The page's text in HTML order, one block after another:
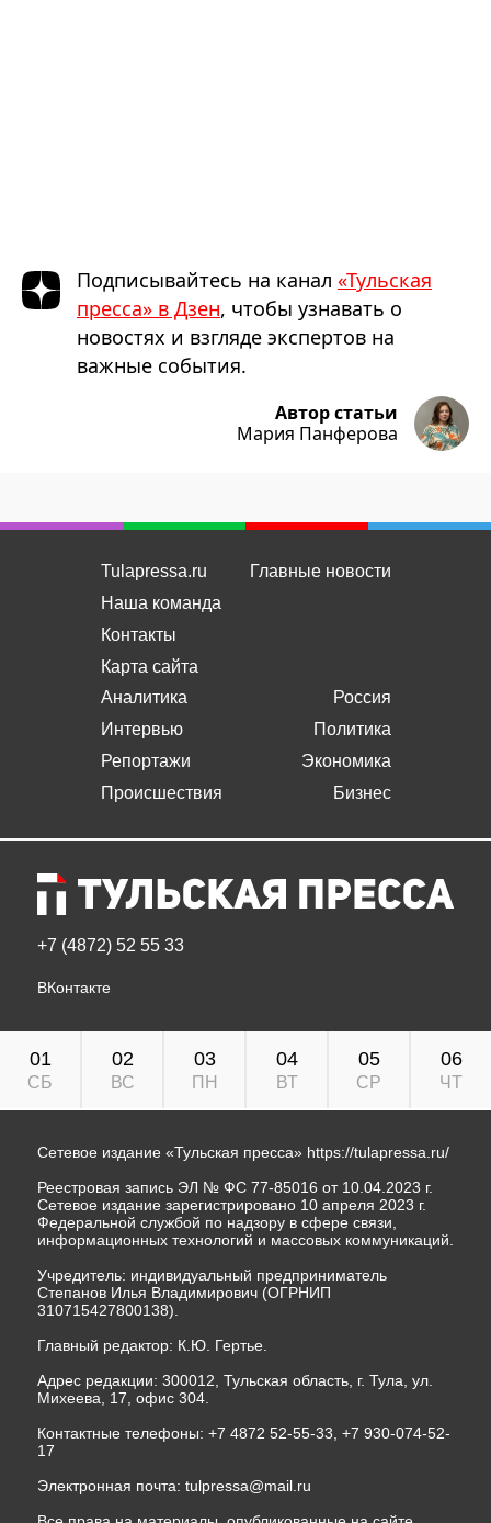
Подписывайтесь на канал «Тульская
пресса» в Дзен, чтобы узнавать о
новостях и взгляде экспертов на
важные события.
Автор статьи
Мария Панферова
Tulapressa.ru
Наша команда
Контакты
Карта сайта
Главные новости
Аналитика
Интервью
Репортажи
Происшествия
Россия
Политика
Экономика
Бизнес
+7 (4872) 52 55 33
ВКонтакте
01
СБ
02
ВС
03
ПН
04
ВТ
05
СР
06
ЧТ
Сетевое издание «Тульская пресса» https://tulapressa.ru/
Реестровая запись ЭЛ № ФС 77-85016 от 10.04.2023 г.
Сетевое издание зарегистрировано 10 апреля 2023 г.
Федеральной службой по надзору в сфере связи,
информационных технологий и массовых коммуникаций.
Учредитель: индивидуальный предприниматель
Степанов Илья Владимирович (ОГРНИП
310715427800138).
Главный редактор: К.Ю. Гертье.
Адрес редакции: 300012, Тульская область, г. Тула, ул.
Михеева, 17, офис 304.
Контактные телефоны: +7 4872 52-55-33, +7 930-074-52-
17
Электронная почта: tulpressa@mail.ru